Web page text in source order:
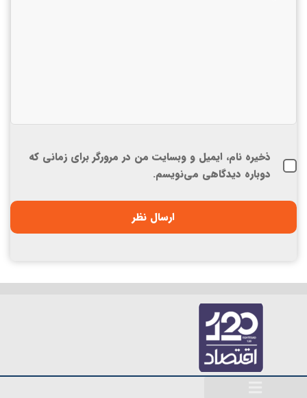
ذخیره نام، ایمیل و وبسایت من در مرورگر برای زمانی که
دوباره دیدگاهی می‌نویسم.